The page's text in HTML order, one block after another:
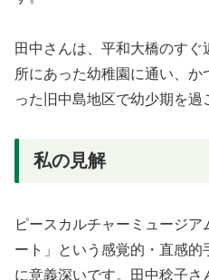
田中さんは、平和大橋のす
所にあった幼稚園に通い、
った旧中島地区で幼少期を過
私の見解
ピースカルチャーミュージ
ート」という感覚的・直感
に意義深いです。田中稔子